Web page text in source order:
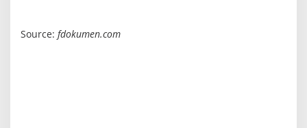
Source: fdokumen.com